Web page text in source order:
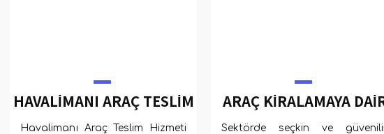
HAVALIMANI ARAÇ TESLIM
HIZMETI
Havalimanı Araç Teslim Hizmeti
ARAÇ KIRALAMAYA
HER ŞEY
Sektörde seçkin ve